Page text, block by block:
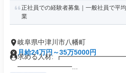
正社員での経験者募集｜一般社員で平
業
岐阜県中津川市八幡町
月給24万円～35万5000円
求める人材: ┏━━━━━━━━━┓
━━━━━━━━...